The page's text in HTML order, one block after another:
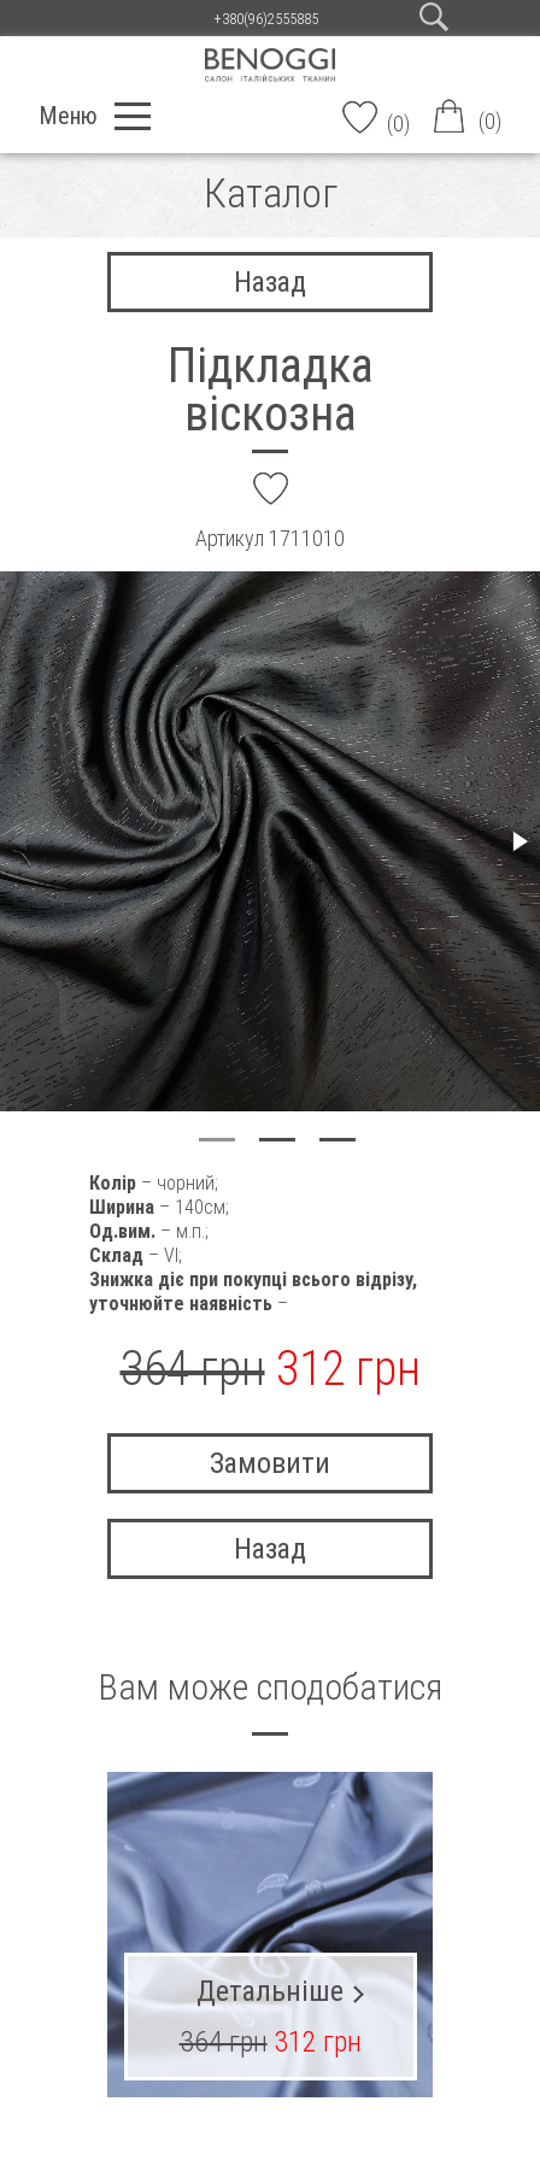
+380(96)2555885
Меню (0) (0)
Каталог
Назад
Підкладка
віскозна
Артикул 1711010
Колір – чорний;
Ширина – 140см;
Од.вим. – м.п.;
Склад – VI;
Знижка діє при покупці всього відрізу,
уточнюйте наявність –
364 грн 312 грн
Замовити
Назад
Вам може сподобатися
Детальніше
364 грн 312 грн